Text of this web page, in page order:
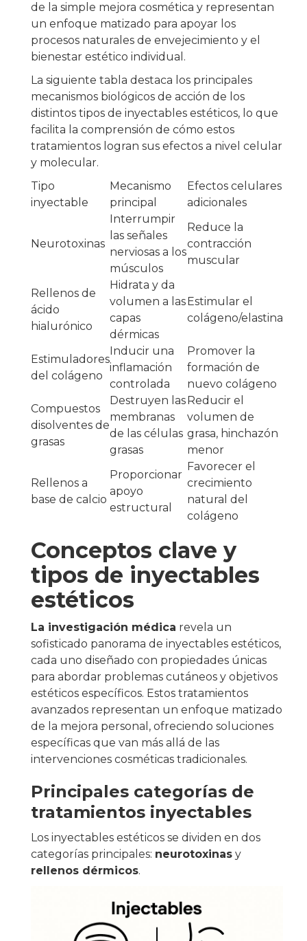
de la simple mejora cosmética y representan
un enfoque matizado para apoyar los
procesos naturales de envejecimiento y el
bienestar estético individual.
La siguiente tabla destaca los principales
mecanismos biológicos de acción de los
distintos tipos de inyectables estéticos, lo que
facilita la comprensión de cómo estos
tratamientos logran sus efectos a nivel celular
y molecular.
Tipo
inyectable
Mecanismo
principal
Efectos celulares
adicionales
Neurotoxinas
Interrumpir
las señales
nerviosas a los
músculos
Reduce la
contracción
muscular
Rellenos de
ácido
hialurónico
Hidrata y da
volumen a las
capas
dérmicas
Estimular el
colágeno/elastina
Estimuladores
del colágeno
Inducir una
inflamación
controlada
Promover la
formación de
nuevo colágeno
Compuestos
disolventes de
grasas
Destruyen las
membranas
de las células
grasas
Reducir el
volumen de
grasa, hinchazón
menor
Rellenos a
base de calcio
Proporcionar
apoyo
estructural
Favorecer el
crecimiento
natural del
colágeno
Conceptos clave y
tipos de inyectables
estéticos
La investigación médica revela un
sofisticado panorama de inyectables estéticos,
cada uno diseñado con propiedades únicas
para abordar problemas cutáneos y objetivos
estéticos específicos. Estos tratamientos
avanzados representan un enfoque matizado
de la mejora personal, ofreciendo soluciones
específicas que van más allá de las
intervenciones cosméticas tradicionales.
Principales categorías de
tratamientos inyectables
Los inyectables estéticos se dividen en dos
categorías principales: neurotoxinas y
rellenos dérmicos.